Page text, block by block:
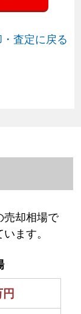
査定に戻る
売却相場で
ます。